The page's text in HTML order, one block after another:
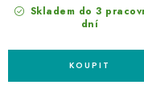
Skladem do 3
dní